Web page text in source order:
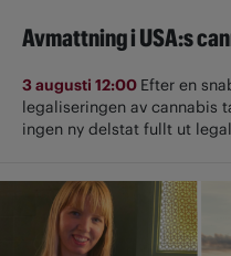
Avmattning i USA:s
3 augusti 12:00 Efter en
legaliseringen av cannabis
ingen ny delstat fullt ut